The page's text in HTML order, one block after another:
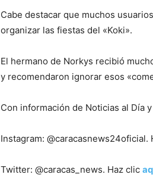
Cabe destacar que muchos
organizar las fiestas del «Koki».
El hermano de Norkys recibió
y recomendaron ignorar esos
Con información de Noticias al Día
Instagram: @caracasnews24oficial.
Twitter: @caracas_news. Haz clic